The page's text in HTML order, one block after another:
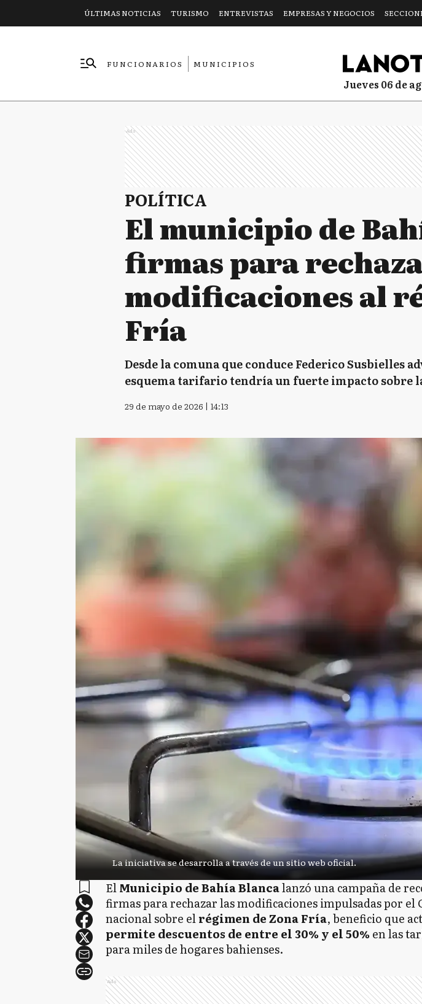
ÚLTIMAS NOTICIAS TURISMO ENTREVISTAS EMPRESAS Y NEGOCIOS
FUNCIONARIOS
MUNICIPIOS
jueves 06 de
Ads
POLÍTICA
El municipio de
firmas para
modificaciones al
Fría
Desde la comuna que conduce Federico
esquema tarifario tendría un fuerte impacto sobre
29 de mayo de 2026 | 14:13
La iniciativa se desarrolla a través de un sitio web oficial.
ElMunicipio de Bahía Blancalanzó una campaña de
firmas para rechazar las modificaciones impulsadas por el
nacional sobre elrégimen de Zona Fría, beneficio que
permite descuentos de entre el 30% y el 50%en las
para miles de hogares bahienses.
Ads